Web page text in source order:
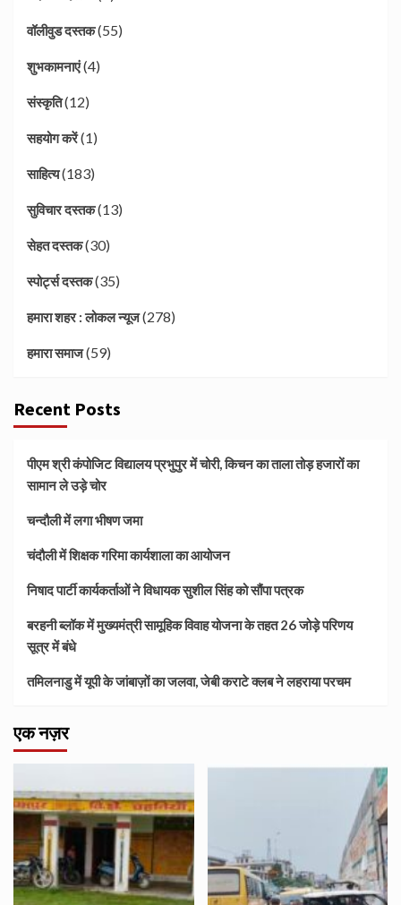
वॉलीवुड दस्तक(55)
शुभकामनाएं(4)
संस्कृति(12)
सहयोग करें(1)
साहित्य(183)
सुविचार दस्तक(13)
सेहत दस्तक(30)
स्पोर्ट्स दस्तक(35)
हमारा शहर : लोकल न्यूज(278)
हमारा समाज(59)
Recent Posts
पीएम श्री कंपोजिट विद्यालय प्रभुपुर में चोरी, किचन का ताला तोड़ हजारों का
सामान ले उड़े चोर
चन्दौली में लगा भीषण जमा
चंदौली में शिक्षक गरिमा कार्यशाला का आयोजन
निषाद पार्टी कार्यकर्ताओं ने विधायक सुशील सिंह को सौंपा पत्रक
बरहनी ब्लॉक में मुख्यमंत्री सामूहिक विवाह योजना के तहत 26 जोड़े परिणय
सूत्र में बंधे
तमिलनाडु में यूपी के जांबाज़ों का जलवा, जेबी कराटे क्लब ने लहराया परचम
एक नज़र